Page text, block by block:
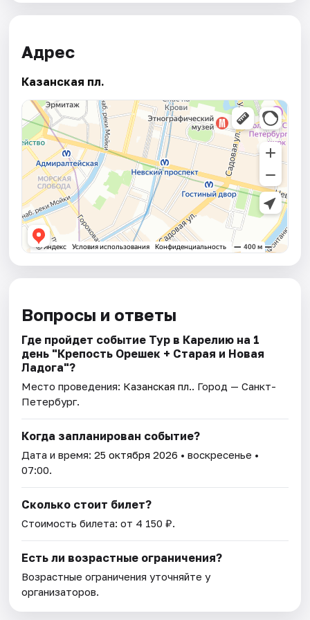
Адрес
Казанская пл.
Вопросы и ответы
Где пройдет событие Тур в Карелию на 1
день "Крепость Орешек + Старая и Новая
Ладога"?
Место проведения: Казанская пл.. Город — Санкт-
Петербург.
Когда запланирован событие?
Дата и время:25 октября 2026 • воскресенье •
07:00.
Сколько стоит билет?
Стоимость билета: от 4 150 ₽.
Есть ли возрастные ограничения?
Возрастные ограничения уточняйте у
организаторов.